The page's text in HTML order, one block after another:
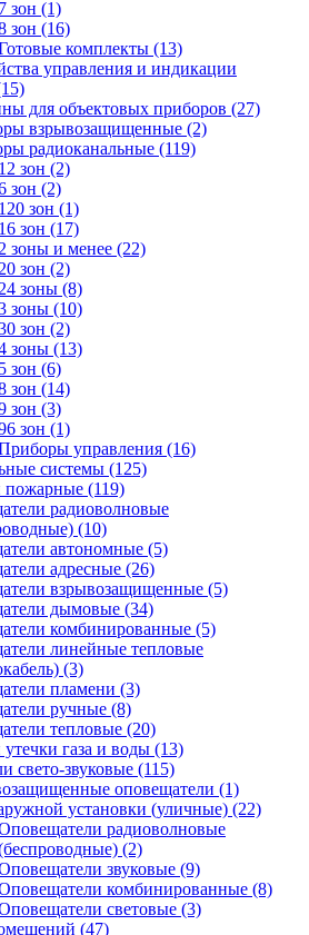
7 зон (1)
зон (16)
комплекты (13)
управления и индикации
для объектовых приборов (27)
взрывозащищенные (2)
радиоканальные (119)
12 зон (2)
зон (2)
120 зон (1)
16 зон (17)
2 зоны и менее (22)
20 зон (2)
24 зоны (8)
зоны (10)
зон (2)
зоны (13)
5 зон (6)
зон (14)
зон (3)
зон (1)
управления (16)
системы (125)
пожарные (119)
радиоволновые
(10)
автономные (5)
адресные (26)
взрывозащищенные (5)
дымовые (34)
комбинированные (5)
линейные тепловые
(3)
пламени (3)
ручные (8)
тепловые (20)
газа и воды (13)
свето-звуковые (115)
оповещатели (1)
установки (уличные) (22)
радиоволновые
(2)
звуковые (9)
комбинированные (8)
световые (3)
(47)